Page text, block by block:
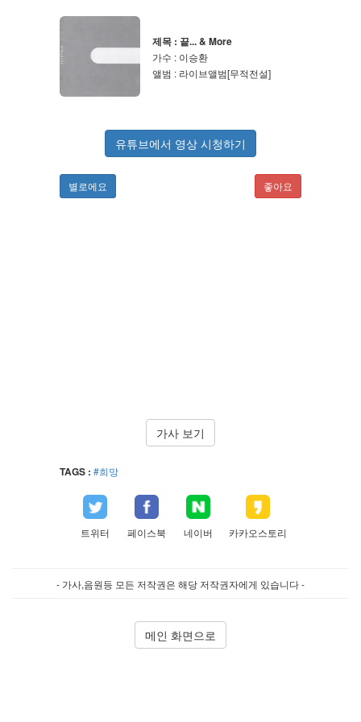
제목 : 끝... & More
가수 : 이승환
앨범 : 라이브앨범[무적전설]
유튜브에서 영상 시청하기
별로에요 좋아요
가사 보기
TAGS : #희망
트위터 페이스북 네이버 카카오스토리
- 가사,음원등 모든 저작권은 해당 저작권자에게 있습니다 -
메인 화면으로